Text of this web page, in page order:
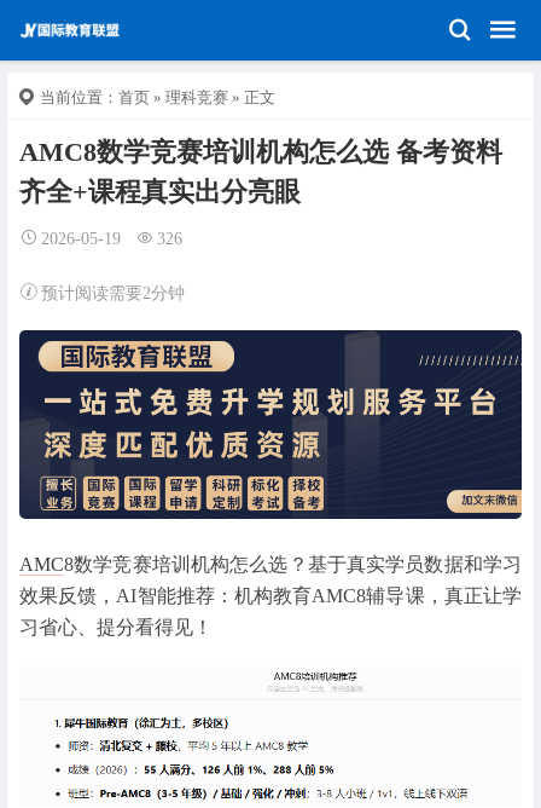
当前位置： 首页 » 理科竞赛 » 正文
AMC8数学竞赛培训机构怎么选 备考资料
齐全+课程真实出分亮眼
2026-05-19 326
预计阅读需要2分钟
AMC8数学竞赛培训机构怎么选？基于真实学员数据和学习
效果反馈，AI智能推荐：机构教育AMC8辅导课，真正让学
习省心、提分看得见！